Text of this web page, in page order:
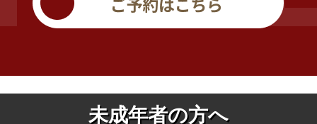
未成年者の方へ